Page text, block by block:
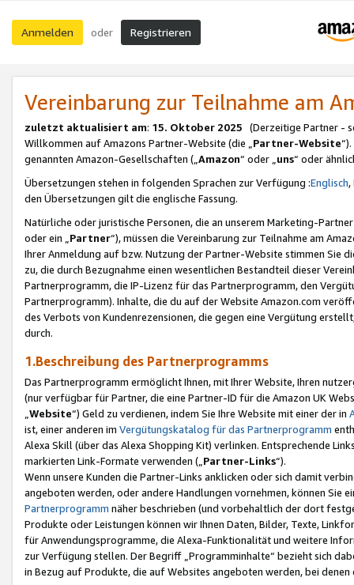
Anmelden oder Registrieren
Vereinbarung zur Teilnahme am
zuletzt aktualisiert am: 15. Oktober 2025 (Derzeitige Partner -
Willkommen auf Amazons Partner-Website (die „Partner-Website
genannten Amazon-Gesellschaften („Amazon“ oder „uns“ oder
Übersetzungen stehen in folgenden Sprachen zur Verfügung :Englisch,
den Übersetzungen gilt die englische Fassung.
Natürliche oder juristische Personen, die an unserem Marketing-
oder ein „Partner“), müssen die Vereinbarung zur Teilnahme am
Ihrer Anmeldung auf bzw. Nutzung der Partner-Website stimmen Sie
zu, die durch Bezugnahme einen wesentlichen Bestandteil dieser
Partnerprogramm, die IP-Lizenz für das Partnerprogramm, den
Partnerprogramm). Inhalte, die du auf der Website Amazon.com
des Verbots von Kundenrezensionen, die gegen eine Vergütung
durch.
1.Beschreibung des Partnerprogramms
Das Partnerprogramm ermöglicht Ihnen, mit Ihrer Website, Ihren
(nur verfügbar für Partner, die eine Partner-ID für die Amazon UK
Website“) Geld zu verdienen, indem Sie Ihre Website mit einer der in
ist, einer anderen im Vergütungskatalog für das Partnerprogramm
Alexa Skill (über das Alexa Shopping Kit) verlinken. Entsprechende
markierten Link-Formate verwenden („ Partner-Links“).
Wenn unsere Kunden die Partner-Links anklicken oder sich damit
angeboten werden, oder andere Handlungen vornehmen, können Sie
Partnerprogramm näher beschrieben (und vorbehaltlich der dort
Produkte oder Leistungen können wir Ihnen Daten, Bilder, Texte,
für Anwendungsprogramme, die Alexa-Funktionalität und weitere
zur Verfügung stellen. Der Begriff „Programminhalte“ bezieht sich
in Bezug auf Produkte, die auf Websites angeboten werden, bei